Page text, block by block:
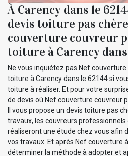
À Carency dans le
devis toiture pas
couverture couvreur
toiture à Carency dans
Ne vous inquiétez pas Nef
toiture à Carency dans le 62144 si
toiture à réaliser. Et pour votre
de devis où Nef couverture couvreur
Il vous propose un devis toiture pas
travaux, les couvreurs
réaliseront une étude chez vous afin
vos travaux. Et après Nef couverture
déterminer la méthode à adopter et